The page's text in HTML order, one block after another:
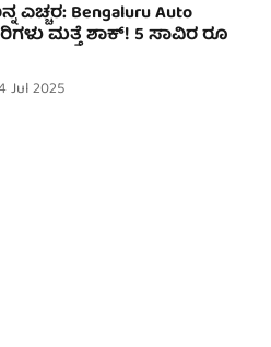
ಎಚ್ಚರ: Bengaluru Auto
ಮತ್ತೆ ಶಾಕ್! 5 ಸಾವಿರ ರೂ
Jul 2025